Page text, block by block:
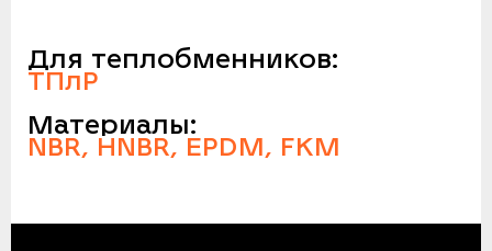
Для теплобменников:
ТПлР
Материалы:
NBR, HNBR, EPDM, FKM